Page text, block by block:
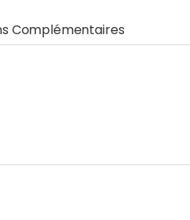
Complémentaires